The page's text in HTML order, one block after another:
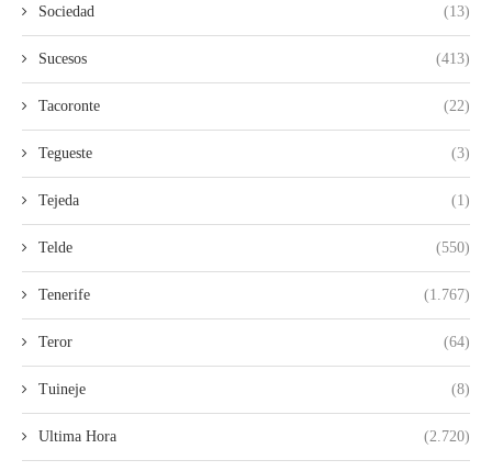
Sociedad (13)
Sucesos (413)
Tacoronte (22)
Tegueste (3)
Tejeda (1)
Telde (550)
Tenerife (1.767)
Teror (64)
Tuineje (8)
Ultima Hora (2.720)